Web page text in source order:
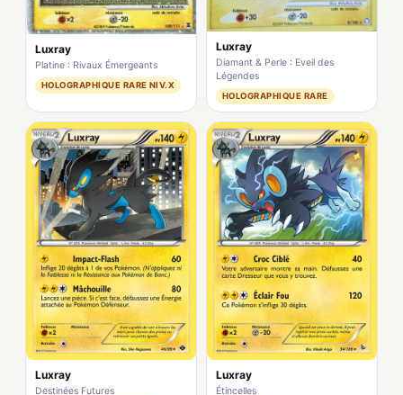
Luxray
Platine : Rivaux Émergeants
HOLOGRAPHIQUE RARE NIV.X
Luxray
Diamant & Perle : Eveil des
Légendes
HOLOGRAPHIQUE RARE
Luxray
Destinées Futures
Luxray
Étincelles